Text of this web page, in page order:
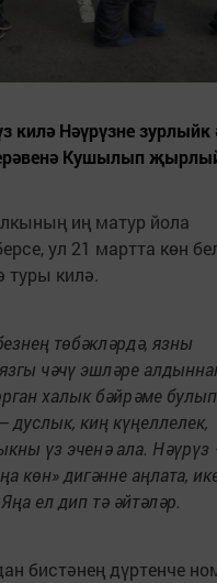
килә Нәүрүзне зурлыйк
Кушылып
иң матур йола
ул 21 мартта көн
туры килә.
төбәкләрдә, язны
чәчү эшләре
халык бәйрәме булып
дуслык, киң күңеллелек,
үз эченә ала. Нәүрүз
көн» дигәнне аңлата,
ел дип тә әйтәләр.
бистәнең дүртенче